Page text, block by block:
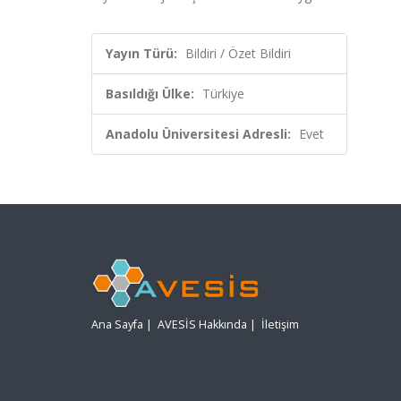
Yayın Türü: Bildiri / Özet Bildiri
Basıldığı Ülke: Türkiye
Anadolu Üniversitesi Adresli: Evet
Ana Sayfa | AVESİS Hakkında | İletişim